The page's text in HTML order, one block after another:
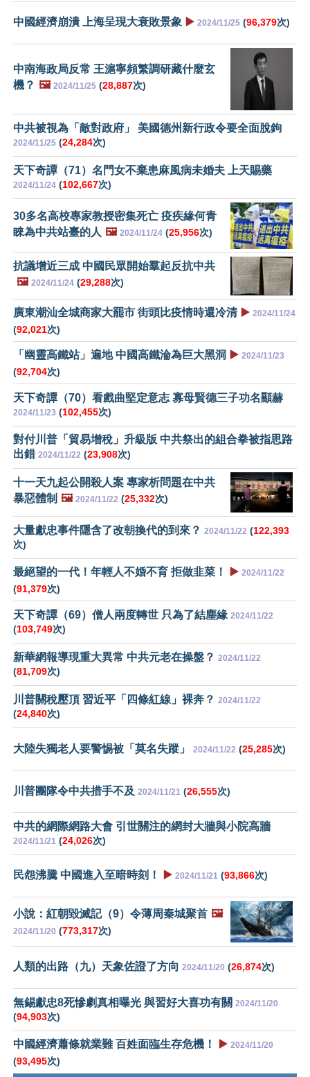
中國經濟崩潰 上海呈現大衰敗景象 ▶️ 2024/11/25 (96,379次)
中南海政局反常 王滬寧頻繁調研藏什麼玄
機？ 🖼️ 2024/11/25 (28,887次)
中共被視為「敵對政府」 美國德州新行政令要全面脫鉤
2024/11/25 (24,284次)
天下奇譚（71）名門女不棄患麻風病未婚夫 上天賜藥
2024/11/24 (102,667次)
30多名高校專家教授密集死亡 疫疾緣何青
睞為中共站臺的人 🖼️ 2024/11/24 (25,956次)
抗議增近三成 中國民眾開始羣起反抗中共
🖼️ 2024/11/24 (29,288次)
廣東潮汕全城商家大罷市 街頭比疫情時還冷清 ▶️ 2024/11/24
(92,021次)
「幽靈高鐵站」遍地 中國高鐵淪為巨大黑洞 ▶️ 2024/11/23
(92,704次)
天下奇譚（70）看戲曲堅定意志 寡母賢德三子功名顯赫
2024/11/23 (102,455次)
對付川普「貿易增稅」升級版 中共祭出的組合拳被指思路
出錯 2024/11/22 (23,908次)
十一天九起公開殺人案 專家析問題在中共
暴惡體制 🖼️ 2024/11/22 (25,332次)
大量獻忠事件隱含了改朝換代的到來？ 2024/11/22 (122,393
次)
最絕望的一代！年輕人不婚不育 拒做韭菜！ ▶️ 2024/11/22
(91,379次)
天下奇譚（69）僧人兩度轉世 只為了結塵緣 2024/11/22
(103,749次)
新華網報導現重大異常 中共元老在操盤？ 2024/11/22
(81,709次)
川普關稅壓頂 習近平「四條紅線」裸奔？ 2024/11/22
(24,840次)
大陸失獨老人要警惕被「莫名失蹤」 2024/11/22 (25,285次)
川普團隊令中共措手不及 2024/11/21 (26,555次)
中共的網際網路大會 引世關注的網封大牆與小院高牆
2024/11/21 (24,026次)
民怨沸騰 中國進入至暗時刻！ ▶️ 2024/11/21 (93,866次)
小說：紅朝毀滅記（9）令薄周秦城聚首 🖼️
2024/11/20 (773,317次)
人類的出路（九）天象佐證了方向 2024/11/20 (26,874次)
無錫獻忠8死慘劇真相曝光 與習好大喜功有關 2024/11/20
(94,903次)
中國經濟蕭條就業難 百姓面臨生存危機！ ▶️ 2024/11/20
(93,495次)